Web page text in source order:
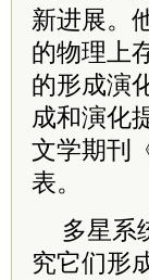
新进展。
的物理上
的形成演
成和演化
文学期刊
表。
多星系
究它们形